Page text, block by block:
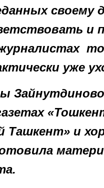
своему
и
уже
Ташкент» и